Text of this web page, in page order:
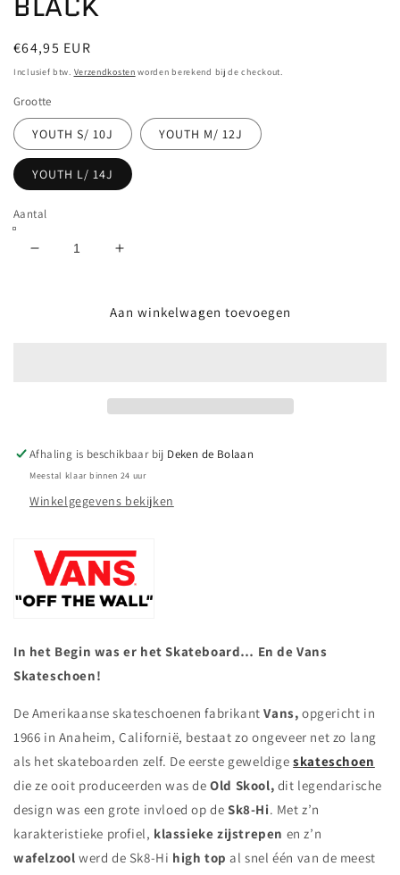
Normale
prijs
€64,95 EUR
Inclusief btw. Verzendkosten worden berekend bij de checkout.
Grootte
YOUTH S/ 10J YOUTH M/ 12J
YOUTH L/ 14J
Aantal
Aantal
Aantal
VANS
Aan winkelwagen toevoegen
Afhaling is beschikbaar bij Deken de Bolaan
Meestal klaar binnen 24 uur
Winkelgegevens bekijken
In het Begin was er het Skateboard… En de Vans
Skateschoen!
De Amerikaanse skateschoenen fabrikantVans, opgericht in
1966 in Anaheim, Californië, bestaat zo ongeveer net zo lang
als het skateboarden zelf. De eerste geweldigeskateschoen
die ze ooit produceerden was deOld Skool, dit legendarische
design was een grote invloed op deSk8-Hi. Met z’n
karakteristieke profiel, klassieke zijstrepen en z’n
wafelzool werd de Sk8-Hi high top al snel één van de meest